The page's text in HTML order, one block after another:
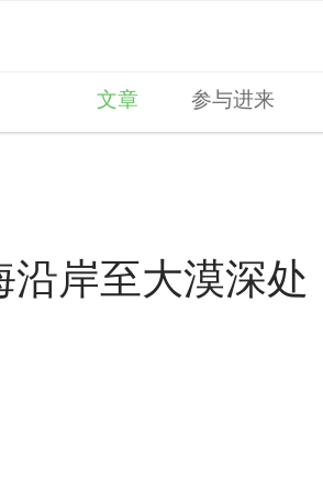
M
a
n
文章 参与进来
岸至大漠深